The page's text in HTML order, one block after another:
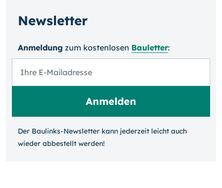
Newsletter
Anmeldung zum kosten­losen Bauletter:
Der Baulinks-Newsletter kann jeder­zeit leicht auch
wieder ab­bestellt werden!